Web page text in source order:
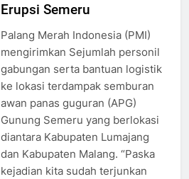
Erupsi Semeru
Palang Merah Indonesia (PMI)
mengirimkan Sejumlah personil
gabungan serta bantuan logistik
ke lokasi terdampak semburan
awan panas guguran (APG)
Gunung Semeru yang berlokasi
diantara Kabupaten Lumajang
dan Kabupaten Malang. “Paska
kejadian kita sudah terjunkan